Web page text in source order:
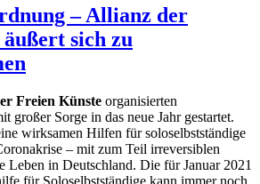
– Allianz der
sich zu
Freien Künste organisierten
großer Sorge in das neue Jahr gestartet.
wirksamen Hilfen für soloselbstständige
– mit zum Teil irreversiblen
Leben in Deutschland. Die für Januar 2021